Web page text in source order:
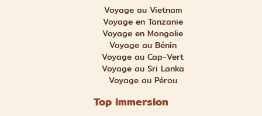
Voyage au Vietnam
Voyage en Tanzanie
Voyage en Mongolie
Voyage au Bénin
Voyage au Cap-Vert
Voyage au Sri Lanka
Voyage au Pérou
Top immersion